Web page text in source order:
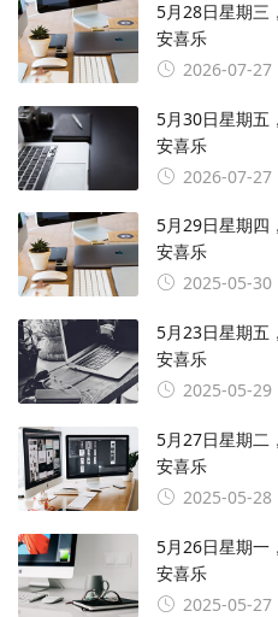
5月28日星期三
安喜乐
2026-07-27
5月30日星期五
安喜乐
2026-07-27
5月29日星期四
安喜乐
2025-05-30
5月23日星期五
安喜乐
2025-05-29
5月27日星期二
安喜乐
2025-05-28
5月26日星期一
安喜乐
2025-05-27